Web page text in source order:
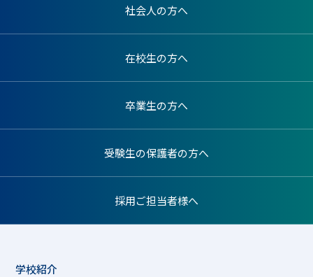
社会人の方へ
在校生の方へ
卒業生の方へ
受験生の保護者の方へ
採用ご担当者様へ
学校紹介